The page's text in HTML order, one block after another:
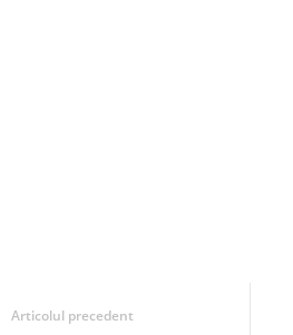
Articolul precedent